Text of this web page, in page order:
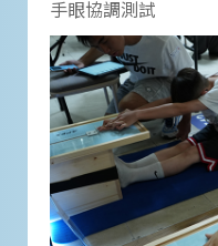
手眼協調測試